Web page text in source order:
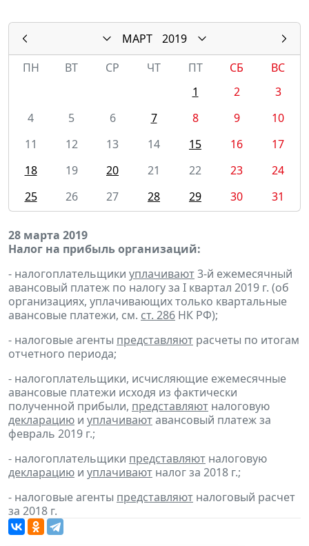
МАРТ
2019
ПН
ВТ СР ЧТ ПТ СБ
ВС
1
2
3
4
5 6 7 8 9
10
11
12 13 14 15 16
17
18
19 20 21 22 23
24
25
26 27 28 29 30 31
28 марта 2019
Налог на прибыль организаций:
- налогоплательщики уплачивают3-й ежемесячный
авансовый платеж по налогу за I квартал 2019 г. (об
организациях, уплачивающих только квартальные
авансовые платежи, см. ст. 286 НК РФ);
- налоговые агенты представляют расчеты по итогам
отчетного периода;
- налогоплательщики, исчисляющие ежемесячные
авансовые платежи исходя из фактически
полученной прибыли, представляют налоговую
декларацию и уплачиваютавансовый платеж за
февраль 2019 г.;
- налогоплательщики представляют налоговую
декларацию и уплачивают налог за 2018 г.;
- налоговые агенты представляют налоговый расчет
за 2018 г.